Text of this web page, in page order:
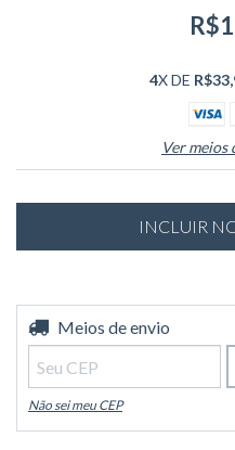
4X DE
Ver meios
Entregas para o CEP:
Meios de envio
Não sei meu CEP